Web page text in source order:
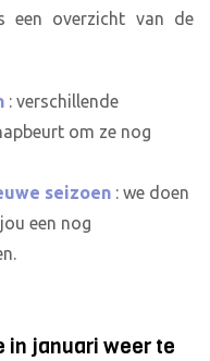
een overzicht van de
: verschillende
om ze nog
seizoen : we doen
een nog
in januari weer te